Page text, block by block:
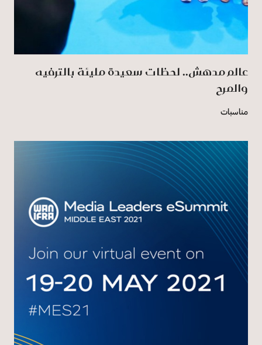
عالم مدهش.. لحظات سعيدة مليئة بالترفيه
والمرح
مناسبات